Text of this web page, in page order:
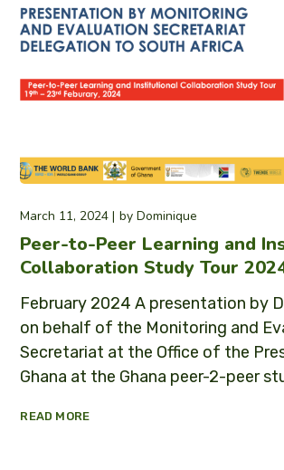
March 11, 2024 byDominique
Peer-to-Peer Learning and
Collaboration Study Tour
February 2024 A presentation by
on behalf of the Monitoring and
Secretariat at the Office of the
Ghana at the Ghana peer-2-peer
READ MORE